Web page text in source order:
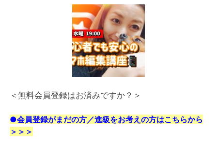
＜無料会員登録はお済みですか？＞
●会員登録がまだの方／進級をお考えの方はこちらから
＞＞＞